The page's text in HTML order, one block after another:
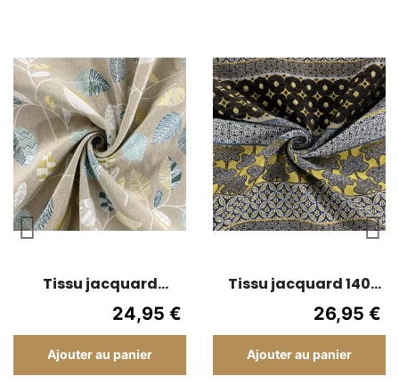
Tissu jacquard
Feuilles - 280 cm -
Fond gris taupe
24,95 €
Ajouter au panier
Tissu jacquard 140
large - Dubaï - Or
26,95 €
Ajouter au panier